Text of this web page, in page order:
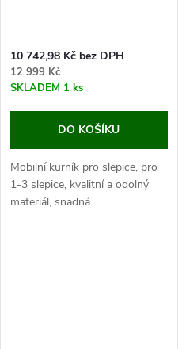
10 742,98 Kč bez DPH
12 999 Kč
SKLADEM 1 ks
DO KOŠÍKU
Mobilní kurník pro slepice, pro
1-3 slepice, kvalitní a odolný
materiál, snadná
údržba, 87,2x146x120,5 cm.